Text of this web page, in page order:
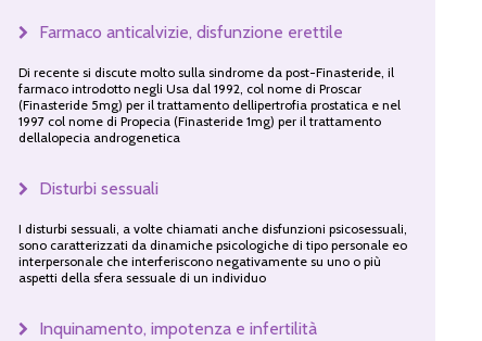
Farmaco anticalvizie, disfunzione erettile
Di recente si discute molto sulla sindrome da post-Finasteride, il
farmaco introdotto negli Usa dal 1992, col nome di Proscar
(Finasteride 5mg) per il trattamento dellipertrofia prostatica e nel
1997 col nome di Propecia (Finasteride 1mg) per il trattamento
dellalopecia androgenetica
Disturbi sessuali
I disturbi sessuali, a volte chiamati anche disfunzioni psicosessuali,
sono caratterizzati da dinamiche psicologiche di tipo personale eo
interpersonale che interferiscono negativamente su uno o più
aspetti della sfera sessuale di un individuo
Inquinamento, impotenza e infertilità